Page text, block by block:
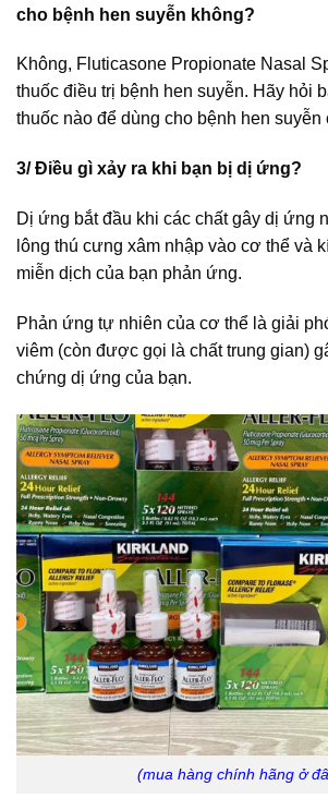
cho bệnh hen suyễn không?
Không, Fluticasone Propionate Nasal
thuốc điều trị bệnh hen suyễn. Hãy hỏi
thuốc nào để dùng cho bệnh hen suyễn
3/ Điều gì xảy ra khi bạn bị dị ứng?
Dị ứng bắt đầu khi các chất gây dị ứng
lông thú cưng xâm nhập vào cơ thể và
miễn dịch của bạn phản ứng.
Phản ứng tự nhiên của cơ thể là giải
viêm (còn được gọi là chất trung gian)
chứng dị ứng của bạn.
(mua hàng chính hãng ở